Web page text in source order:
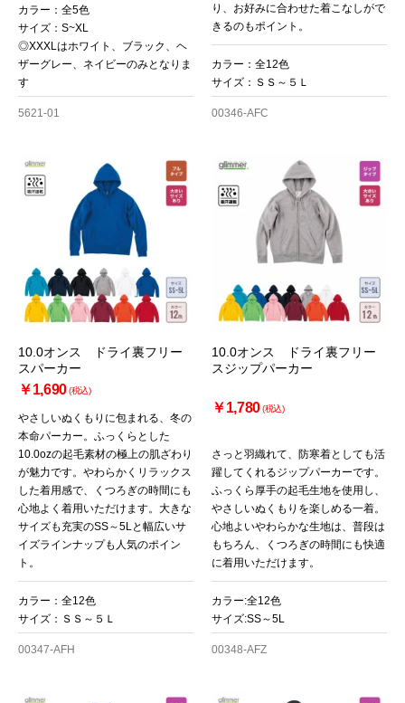
カラー：全5色
サイズ：S~XL
◎XXXLはホワイト、ブラック、ヘ
ザーグレー、ネイビーのみとなりま
す
5621-01
り、お好みに合わせた着こなしがで
きるのもポイント。
カラー：全12色
サイズ：ＳＳ～５Ｌ
00346-AFC
10.0オンス ドライ裏フリー
スパーカー
￥1,690(税込)
やさしいぬくもりに包まれる、冬の
本命パーカー。ふっくらとした
10.0ozの起毛素材の極上の肌ざわり
が魅力です。やわらかくリラックス
した着用感で、くつろぎの時間にも
心地よく着用いただけます。大きな
サイズも充実のSS～5Lと幅広いサ
イズラインナップも人気のポイン
ト。
カラー：全12色
サイズ：ＳＳ～５Ｌ
00347-AFH
10.0オンス ドライ裏フリー
スジップパーカー
￥1,780(税込)
さっと羽織れて、防寒着としても活
躍してくれるジップパーカーです。
ふっくら厚手の起毛生地を使用し、
やさしいぬくもりを楽しめる一着。
心地よいやわらかな生地は、普段は
もちろん、くつろぎの時間にも快適
に着用いただけます。
カラー:全12色
サイズ:SS～5L
00348-AFZ